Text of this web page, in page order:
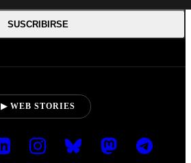
SUSCRIBIRSE
▶ WEB STORIES